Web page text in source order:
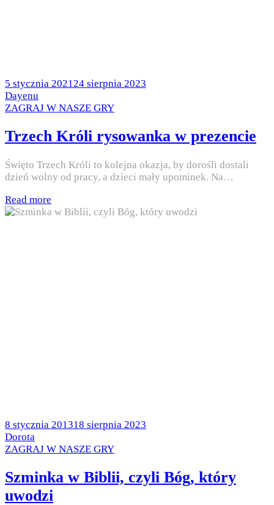
Posted
on
5 stycznia 202124 sierpnia 2023
by
Dayenu
Posted
ZAGRAJ W NASZE GRY
Trzech Króli rysowanka w prezencie
Święto Trzech Króli to kolejna okazja, by dorośli dostali
dzień wolny od pracy, a dzieci mały upominek. Na…
Read more
Posted
on
8 stycznia 201318 sierpnia 2023
by
Dorota
Posted
ZAGRAJ W NASZE GRY
Szminka w Biblii, czyli Bóg, który
uwodzi